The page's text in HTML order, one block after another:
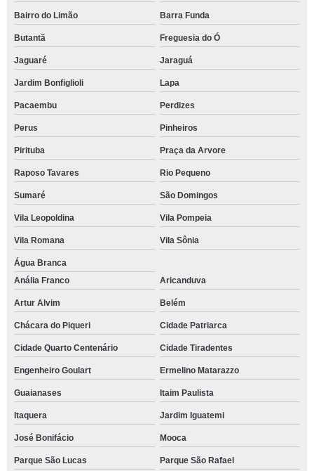
Bairro do Limão Barra Funda
Butantã Freguesia do Ó
Jaguaré Jaraguá
Jardim Bonfiglioli Lapa
Pacaembu Perdizes
Perus Pinheiros
Pirituba Praça da Arvore
Raposo Tavares Rio Pequeno
Sumaré São Domingos
Vila Leopoldina Vila Pompeia
Vila Romana Vila Sônia
Água Branca
Anália Franco
Aricanduva
Artur Alvim Belém
Chácara do Piqueri Cidade Patriarca
Cidade Quarto Centenário Cidade Tiradentes
Engenheiro Goulart Ermelino Matarazzo
Guaianases Itaim Paulista
Itaquera Jardim Iguatemi
José Bonifácio Mooca
Parque São Lucas Parque São Rafael